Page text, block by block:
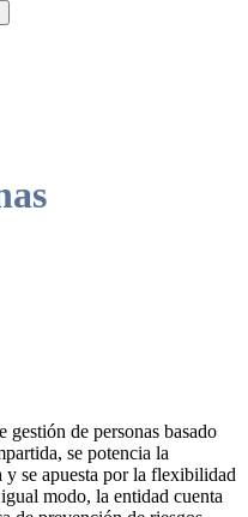
de personas basado
se potencia la
se apuesta por la flexibilidad
modo, la entidad cuenta